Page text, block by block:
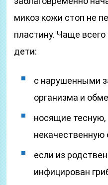
микоз кожи стоп не
пластину. Чаще
дети:
с нарушенными
организма и
носящие
некачественную
если из
инфицирован